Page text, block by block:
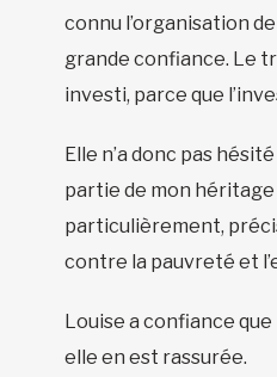
connu l’organisation
grande confiance. Le
investi, parce que
Elle n’a donc pas
partie de mon
particulièrement,
contre la pauvreté et
Louise a confiance
elle en est rassurée.